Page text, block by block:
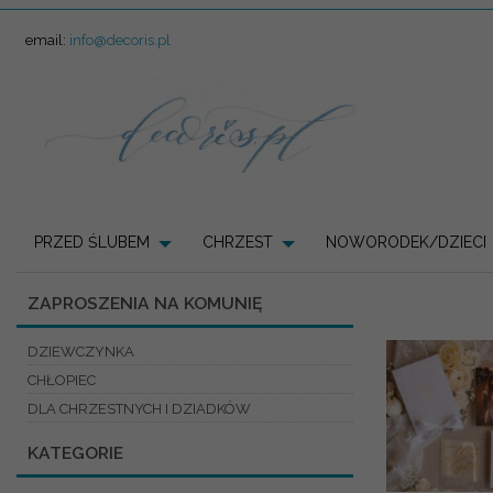
email: info@decoris.pl
PRZED ŚLUBEM CHRZEST NOWORODEK/DZIECI
ZAPROSZENIA NA KOMUNIĘ
DZIEWCZYNKA
CHŁOPIEC
DLA CHRZESTNYCH I DZIADKÓW
KATEGORIE